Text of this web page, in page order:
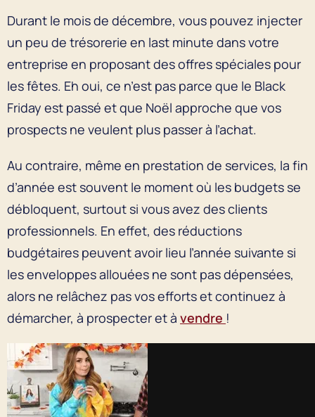
Durant le mois de décembre, vous pouvez injecter
un peu de trésorerie en last minute dans votre
entreprise en proposant des offres spéciales pour
les fêtes. Eh oui, ce n’est pas parce que le Black
Friday est passé et que Noël approche que vos
prospects ne veulent plus passer à l’achat.
Au contraire, même en prestation de services, la fin
d’année est souvent le moment où les budgets se
débloquent, surtout si vous avez des clients
professionnels. En effet, des réductions
budgétaires peuvent avoir lieu l’année suivante si
les enveloppes allouées ne sont pas dépensées,
alors ne relâchez pas vos efforts et continuez à
démarcher, à prospecter et à vendre !